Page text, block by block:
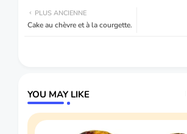
PLUS ANCIENNE
Cake au chèvre et à la courgette.
YOU MAY LIKE